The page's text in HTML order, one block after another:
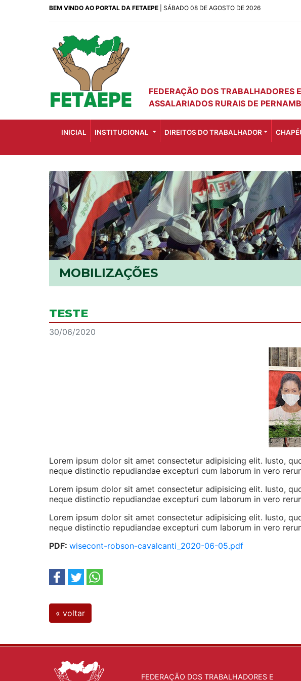
BEM VINDO AO PORTAL DA FETAEPE | SÁBADO 08 DE AGOSTO DE 2026
FEDERAÇÃO DOS TRABALHADORES
ASSALARIADOS RURAIS DE
INICIAL INSTITUCIONAL DIREITOS DO TRABALHADOR
MOBILIZAÇÕES
TESTE
30/06/2020
Lorem ipsum dolor sit amet consectetur adipisicing elit. Iusto,
neque distinctio repudiandae excepturi cum laborum in vero
Lorem ipsum dolor sit amet consectetur adipisicing elit. Iusto,
neque distinctio repudiandae excepturi cum laborum in vero
Lorem ipsum dolor sit amet consectetur adipisicing elit. Iusto,
neque distinctio repudiandae excepturi cum laborum in vero
PDF: wisecont-robson-cavalcanti_2020-06-05.pdf
« voltar
FEDERAÇÃO DOS TRABALHADORES E